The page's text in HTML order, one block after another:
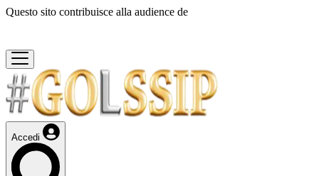
Questo sito contribuisce alla audience de
Accedi